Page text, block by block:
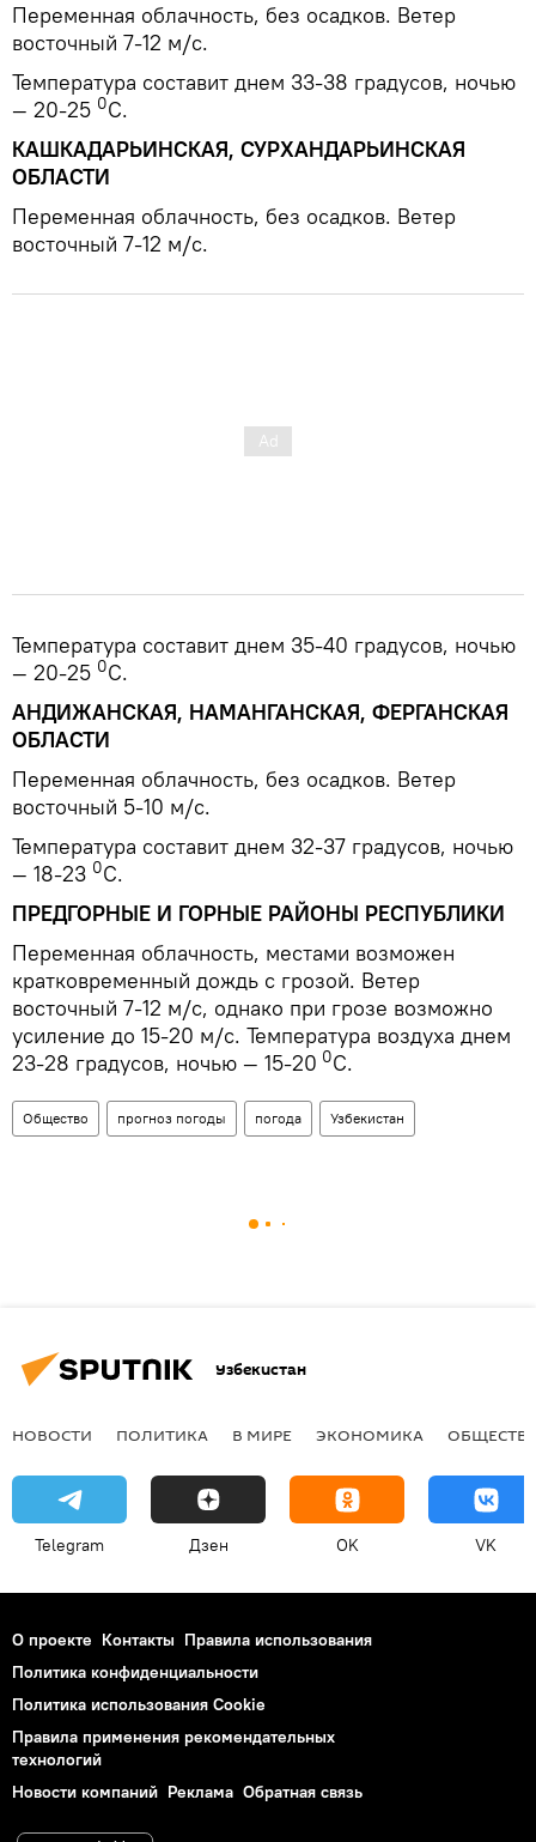
Переменная облачность, без осадков. Ветер
восточный 7-12 м/с.
Температура составит днем 33-38 градусов, ночью
— 20-25 0С.
КАШКАДАРЬИНСКАЯ, СУРХАНДАРЬИНСКАЯ
ОБЛАСТИ
Переменная облачность, без осадков. Ветер
восточный 7-12 м/с.
Температура составит днем 35-40 градусов, ночью
— 20-25 0С.
АНДИЖАНСКАЯ, НАМАНГАНСКАЯ, ФЕРГАНСКАЯ
ОБЛАСТИ
Переменная облачность, без осадков. Ветер
восточный 5-10 м/с.
Температура составит днем 32-37 градусов, ночью
— 18-23 0С.
ПРЕДГОРНЫЕ И ГОРНЫЕ РАЙОНЫ РЕСПУБЛИКИ
Переменная облачность, местами возможен
кратковременный дождь с грозой. Ветер
восточный 7-12 м/с, однако при грозе возможно
усиление до 15-20 м/с. Температура воздуха днем
23-28 градусов, ночью — 15-20 0С.
Общество прогноз погоды погода Узбекистан
Узбекистан
НОВОСТИ ПОЛИТИКА В МИРЕ ЭКОНОМИКА
Telegram Дзен OK VK
О проекте Контакты Правила использования
Политика конфиденциальности
Политика использования Cookie
Правила применения рекомендательных
технологий
Новости компаний Реклама Обратная связь